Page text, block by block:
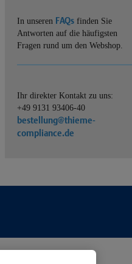
In unseren FAQs finden Sie
Antworten auf die häufigsten
Fragen rund um den Webshop.
Ihr direkter Kontakt zu uns:
+49 9131 93406-40
bestellung@thieme-
compliance.de